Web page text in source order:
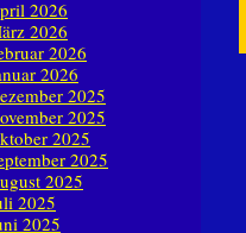
2026
2026
2026
2026
2025
2025
2025
2025
2025
2025
2025